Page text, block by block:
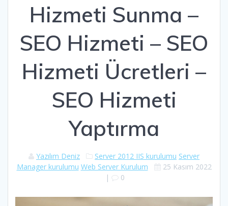
Hizmeti Sunma –
SEO Hizmeti – SEO
Hizmeti Ücretleri –
SEO Hizmeti
Yaptırma
Yazılım Deniz Server 2012 IIS kurulumu Server
Manager kurulumu Web Server Kurulum
25 Kasım 2022
|
0